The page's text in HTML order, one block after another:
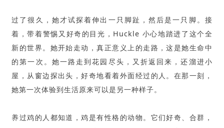
过了很久，她才试探着伸出一只脚趾，然后是一只脚。接
着，带着警惕又好奇的目光，Huckle 小心地踏进了这个全
新的世界。她开始走动，真正意义上的走路，这是她生命中
的第一次。她一路走到花园尽头，又折返回来，还溜进小
屋，从窗边探出头，好奇地看着外面经过的人。在那一刻，
她第一次体验到生活原来可以是另一种样子。
养过鸡的人都知道，鸡是有性格的动物。它们好奇、合群，